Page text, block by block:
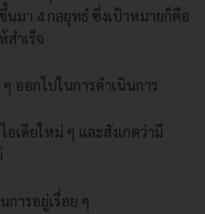
นมา 4 กลยุทธ์ ซึ่งเป้าหมายก็คือ
สำเร็จ
ออกไปในการดำเนินการ
เดียใหม่ ๆ และสังเกตว่ามี
การอยู่เรื่อย ๆ